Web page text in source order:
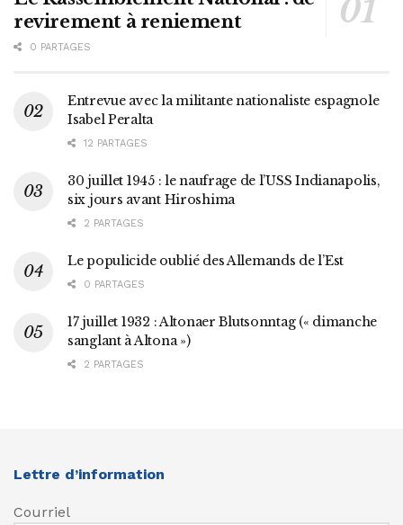
revirement à reniement
0 PARTAGES
Entrevue avec la militante nationaliste espagnole
Isabel Peralta
12 PARTAGES
30 juillet 1945 : le naufrage de l’USS Indianapolis,
six jours avant Hiroshima
2 PARTAGES
Le populicide oublié des Allemands de l’Est
0 PARTAGES
17 juillet 1932 : Altonaer Blutsonntag (« dimanche
sanglant à Altona »)
2 PARTAGES
Lettre d’information
Courriel